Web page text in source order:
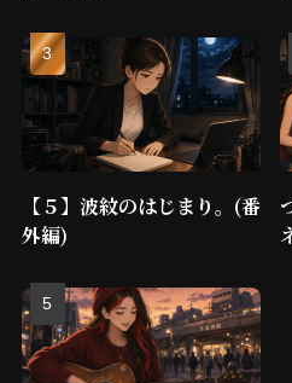
【５】波紋のはじまり。(番
外編)